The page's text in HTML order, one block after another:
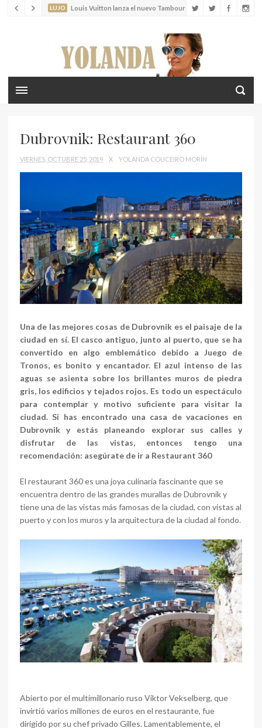
LUJO Louis Vuitton lanza el nuevo Tambour Horizon Light Up
Dubrovnik: Restaurant 360
VIERNES, OCTUBRE 25, 2019 X YOLANDA COUCEIRO MORÍN
Una de las mejores cosas de Dubrovnik es el paisaje de la
ciudad en sí. El casco antiguo, junto al puerto, que se ha
convertido en algo emblemático debido a Juego de
Tronos, es bonito y encantador. El azul intenso de las
aguas se asienta sobre los brillantes muros de piedra
gris, los edificios y tejados rojos. Es todo un espectáculo
para contemplar y motivo suficiente para visitar la
ciudad. Si has encontrado una casa de vacaciones en
Dubrovnik y estás planeando explorar sus calles y
disfrutar de las vistas, entonces tengo una
recomendación: asegúrate de ir a Restaurant 360
El restaurant 360 ​​es una joya culinaria fascinante que se
encuentra dentro de las grandes murallas de Dubrovnik y
tiene una de las vistas más famosas de la ciudad, con vistas al
puerto y con los muros y la arquitectura de la ciudad al fondo.
Abierto por el multimillonario ruso Viktor Vekselberg, que
invirtió varios millones de euros en el restaurante, fue
dirigido por su chef privado Gilles. Lamentablemente, el